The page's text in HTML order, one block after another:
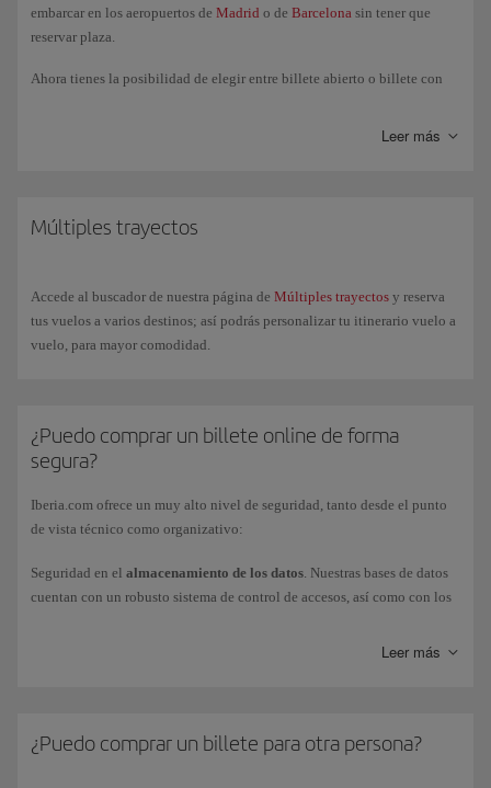
embarcar en los aeropuertos de Madrid o de Barcelona sin tener que
reservar plaza.
Ahora tienes la posibilidad de elegir entre billete abierto o billete con
cambios ilimitados sin coste y elección gratuita de asiento. En el caso de
cambios en la reserva y obtener las tarjetas de embarque desde el día
Consulta loshorariosdel Puente Aéreo para poder compra tu billete o
confirma tu vuelo.
Leer más
Múltiples trayectos
Accede al buscador de nuestra página de Múltiples trayectos y reserva
tus vuelos a varios destinos; así podrás personalizar tu itinerario vuelo a
vuelo, para mayor comodidad.
¿Puedo comprar un billete online de forma
segura?
Iberia.com ofrece un muy alto nivel de seguridad, tanto desde el punto
de vista técnico como organizativo:
Seguridad en el almacenamiento de los datos. Nuestras bases de datos
cuentan con un robusto sistema de control de accesos, así como con los
de tarjetas de crédito, las contraseñas y las preguntas secretas se
Seguridad en transferencias de la información
. La transferencia de la
tarjeta de crédito por redes de telecomunicaciones se efectúa empleando
Leer más
¿Puedo comprar un billete para otra persona?